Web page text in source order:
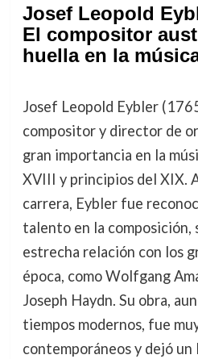
Josef Leopold
El compositor
huella en la
Josef Leopold Eybler
compositor y director de
gran importancia en la
XVIII y principios del XIX.
carrera, Eybler fue
talento en la composición,
estrecha relación con los
época, como Wolfgang
Joseph Haydn. Su obra,
tiempos modernos, fue
contemporáneos y dejó